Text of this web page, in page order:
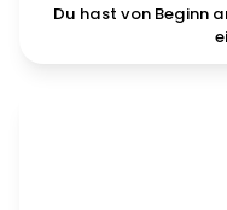
Du hast von Beginn